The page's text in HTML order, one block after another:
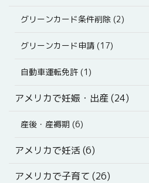
グリーンカード条件削除 (2)
グリーンカード申請 (17)
自動車運転免許 (1)
アメリカで妊娠・出産 (24)
産後・産褥期 (6)
アメリカで妊活 (6)
アメリカで子育て (26)